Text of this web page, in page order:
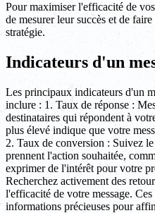
Pour maximiser l'efficacité de
de mesurer leur succès et de
stratégie.
Indicateurs d'un
Les principaux indicateurs d'un
inclure : 1. Taux de réponse :
destinataires qui répondent à
plus élevé indique que votre
2. Taux de conversion : Suivez
prennent l'action souhaitée,
exprimer de l'intérêt pour votre
Recherchez activement des
l'efficacité de votre message.
informations précieuses pour